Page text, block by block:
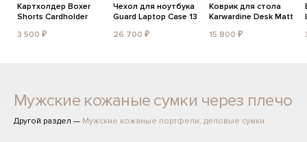
Картхолдер Boxer
Shorts Cardholder
3 500 ₽
Чехол для ноутбука
Guard Laptop Case 13
26 700 ₽
Коврик для стола
Karwardine Desk Matt
15 800 ₽
Мужские кожаные сумки через плечо
Другой раздел — Мужские кожаные портфели, деловые сумки